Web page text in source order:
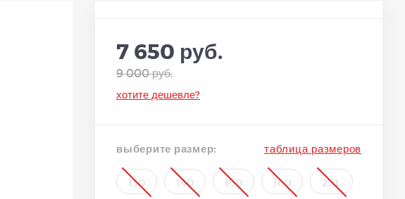
7 650 руб.
9 000 руб.
хотите дешевле?
выберите размер: таблица размеров
130 140 150 160 2XL